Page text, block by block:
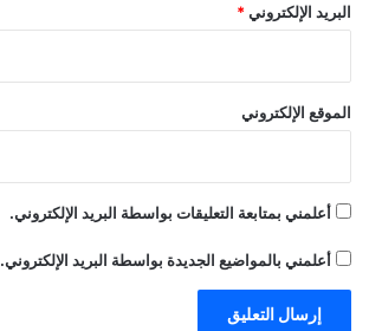
البريد الإلكتروني*
الموقع الإلكتروني
أعلمني بمتابعة التعليقات بواسطة البريد الإلكتروني.
أعلمني بالمواضيع الجديدة بواسطة البريد الإلكتروني.